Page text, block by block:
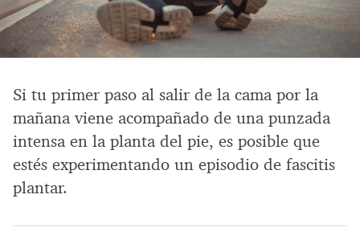
Si tu primer paso al salir de la cama por la
mañana viene acompañado de una punzada
intensa en la planta del pie, es posible que
estés experimentando un episodio de fascitis
plantar.